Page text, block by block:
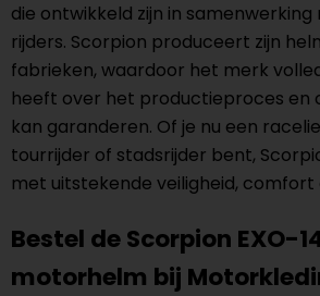
die ontwikkeld zijn in
rijders. Scorpion produceert zijn
fabrieken, waardoor het merk
heeft over het productieproces en
kan garanderen. Of je nu een
tourrijder of stadsrijder bent,
met uitstekende veiligheid,
Bestel de Scorpion EXO-
motorhelm bij